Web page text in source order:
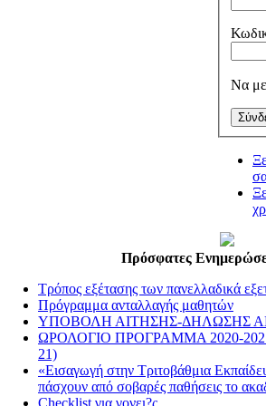
Να
Πρόσφατες
Τρόπος εξέτασης των πανελλαδικά
Πρόγραμμα ανταλλαγής μαθητών
ΥΠΟΒΟΛΗ ΑΙΤΗΣΗΣ-ΔΗΛΩΣΗΣ
ΩΡΟΛΟΓΙΟ ΠΡΟΓΡΑΜΜΑ 2020-
21)
«Εισαγωγή στην Τριτοβάθμια
πάσχουν από σοβαρές παθήσεις το
Checklist για γονει?ς